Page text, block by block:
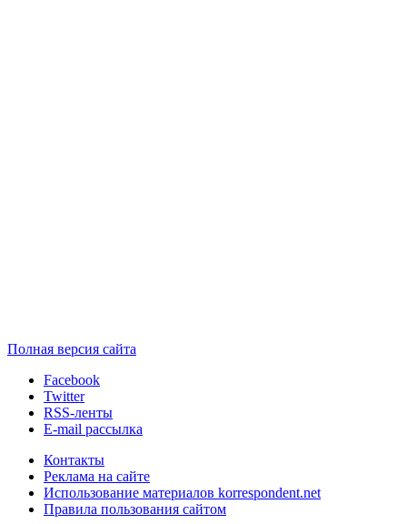
Полная версия сайта
Facebook
Twitter
RSS-ленты
E-mail рассылка
Контакты
Реклама на сайте
Использование материалов korrespondent.net
Правила пользования сайтом